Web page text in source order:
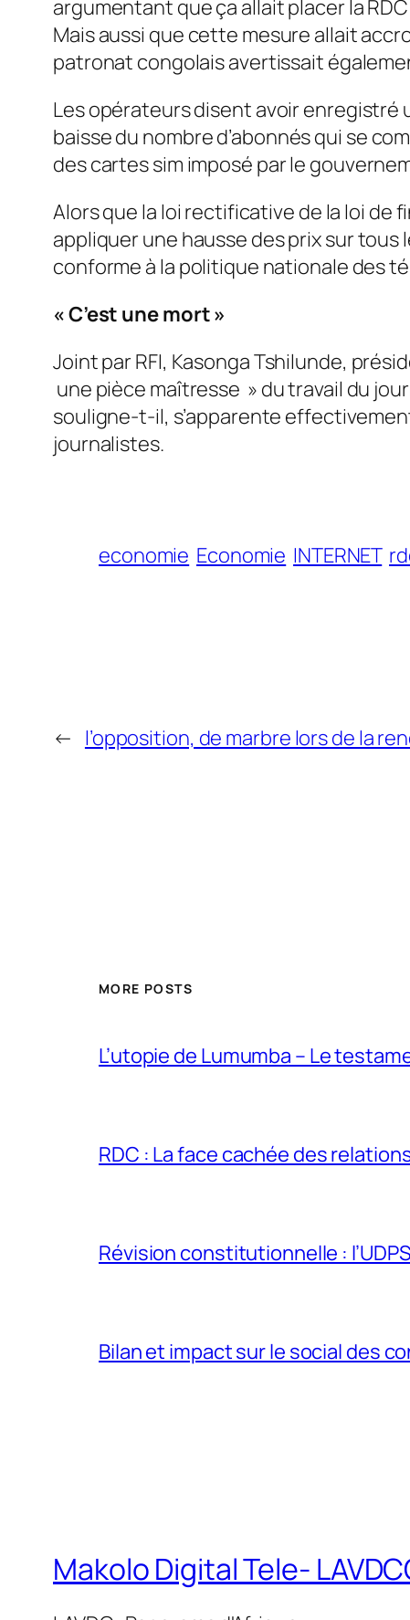
argumentant que ça allait placer la
Mais aussi que cette mesure allait
patronat congolais avertissait
Les opérateurs disent avoir enregistré
baisse du nombre d’abonnés qui se
des cartes sim imposé par le
Alors que la loi rectificative de la loi de
appliquer une hausse des prix sur tous
conforme à la politique nationale des
« C’est une mort »
Joint par RFI, Kasonga Tshilunde,
une pièce maîtresse » du travail du
souligne-t-il, s’apparente
journalistes.
economie Economie INTERNET
← l’opposition, de marbre lors de la
MORE POSTS
L’utopie de Lumumba – Le
RDC : La face cachée des
Révision constitutionnelle :
Bilan et impact sur le social des
Makolo Digital Tele-